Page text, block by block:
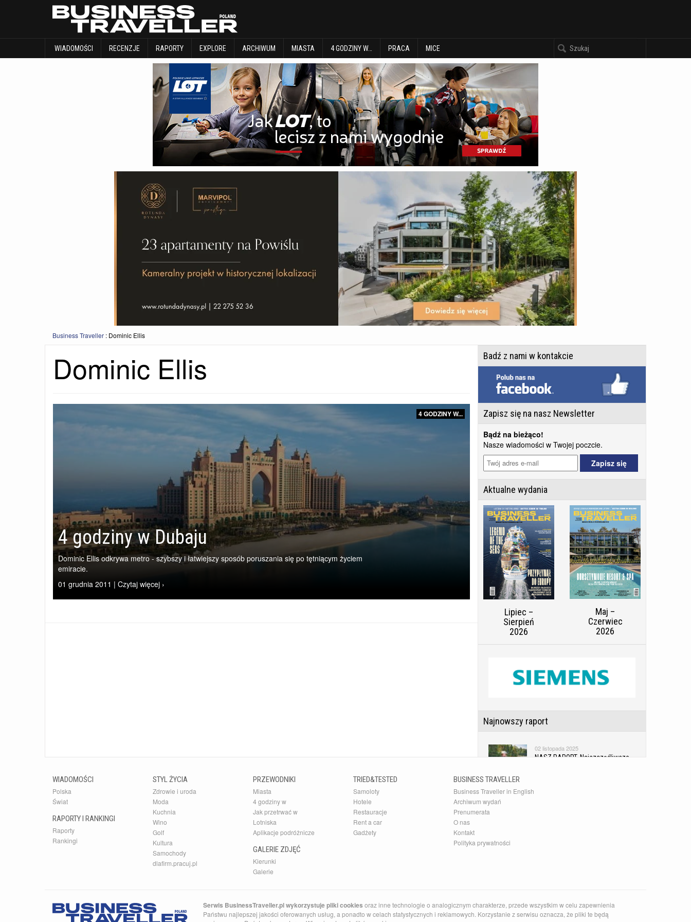
WIADOMOŚCI RECENZJE RAPORTY EXPLORE ARCHIWUM MIASTA 4 GODZINY W… PRACA MICE
WIADOMOŚCI RECENZJE
Business Traveller : Dominic Ellis
Dominic Ellis
4 GODZINY W...
4 godziny w Dubaju
Dominic Ellis odkrywa metro - szybszy i łatwiejszy sposób poruszania się po tętniącym życiem
emiracie.
01 grudnia 2011 | Czytaj więcej ›
Badź z nami w kontakcie
Zapisz się na nasz Newsletter
Bądź na bieżąco!
Nasze wiadomości w Twojej poczcie.
Aktualne wydania
Lipiec –
Sierpień
2026
Maj –
Czerwiec
2026
Najnowszy raport
02 listopada 2025
NASZ RAPORT. Najszczęśliwsze
Najnowsza Galeria
Zaskakujące słowackie Pieniny
WIADOMOŚCI
Polska
Świat
RAPORTY I RANKINGI
Raporty
Rankingi
STYL ŻYCIA
Zdrowie i uroda
Moda
Kuchnia
Wino
Golf
Kultura
Samochody
dlafirm.pracuj.pl
PRZEWODNIKI
Miasta
4 godziny w
Jak przetrwać w
Lotniska
Aplikacje podróżnicze
GALERIE ZDJĘĆ
Kierunki
Galerie
TRIED&TESTED
Samoloty
Hotele
Restauracje
Rent a car
Gadżety
BUSINESS TRAVELLER
Business Traveller in English
Archiwum wydań
Prenumerata
O nas
Kontakt
Polityka prywatności
Serwis BusinessTraveller.pl wykorzystuje pliki cookies oraz inne technologie o analogicznym charakterze, przede wszystkim w celu zapewnienia
Państwu najlepszej jakości oferowanych usług, a ponadto w celach statystycznych i reklamowych. Korzystanie z serwisu oznacza, że pliki te będą